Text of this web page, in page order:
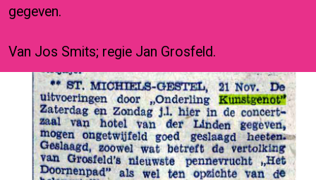
gegeven.
Van Jos Smits; regie Jan Grosfeld.